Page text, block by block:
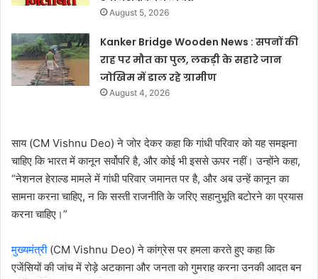
August 5, 2026
Kanker Bridge Wooden News : सपनों की
राह पर मौत का पुल, लकड़ी के सहारे जान
जोखिम में डाल रहे ग्रामीण
August 4, 2026
साय (CM Vishnu Deo) ने जोर देकर कहा कि गांधी परिवार को यह समझना
चाहिए कि भारत में कानून सर्वोपरि है, और कोई भी इससे ऊपर नहीं। उन्होंने कहा,
“नेशनल हेराल्ड मामले में गांधी परिवार जमानत पर है, और अब उन्हें कानून का
सामना करना चाहिए, न कि सस्ती राजनीति के जरिए सहानुभूति बटोरने का प्रयास
करना चाहिए।”
मुख्यमंत्री(CM Vishnu Deo) ने कांग्रेस पर हमला करते हुए कहा कि
एजेंसियों की जांच में रोड़े अटकाना और जनता को गुमराह करना उनकी आदत बन